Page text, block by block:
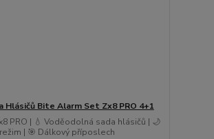
Hlásičů Bite Alarm Set Zx8 PRO 4+1
PRO | 💧 Voděodolná sada hlásičů | 🌙
| 🎯 Dálkový příposlech